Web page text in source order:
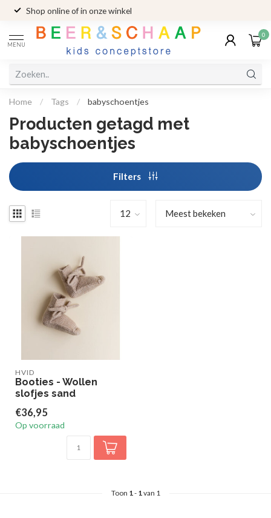
Shop online of in onze winkel
MENU
0
Home / Tags / babyschoentjes
Producten getagd met
babyschoentjes
Filters
HVID
Booties - Wollen
slofjes sand
€36,95
Op voorraad
Toon 1- 1van 1